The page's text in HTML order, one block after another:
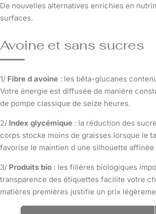
De nouvelles alternatives enrichies en
surfaces.
Avoine et sans sucres
1/ Fibre d avoine : les bêta-glucanes
Votre énergie est diffusée de manière
de pompe classique de seize heures.
2/ Index glycémique : la réduction des
corps stocke moins de graisses lorsque le
favorise le maintien d une silhouette
3/ Produits bio : les filières biologiques
transparence des étiquettes facilite votre
matières premières justifie un prix